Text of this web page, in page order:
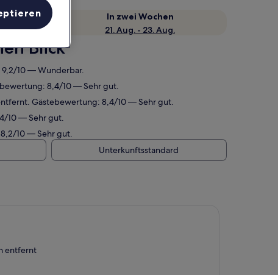
In zwei Wochen
21. Aug. - 23. Aug.
Blick
9,2/10 — Wunderbar.
8,4/10 — Sehr gut.
Gästebewertung: 8,4/10 — Sehr gut.
10 — Sehr gut.
10 — Sehr gut.
Unterkunftsstandard
entfernt